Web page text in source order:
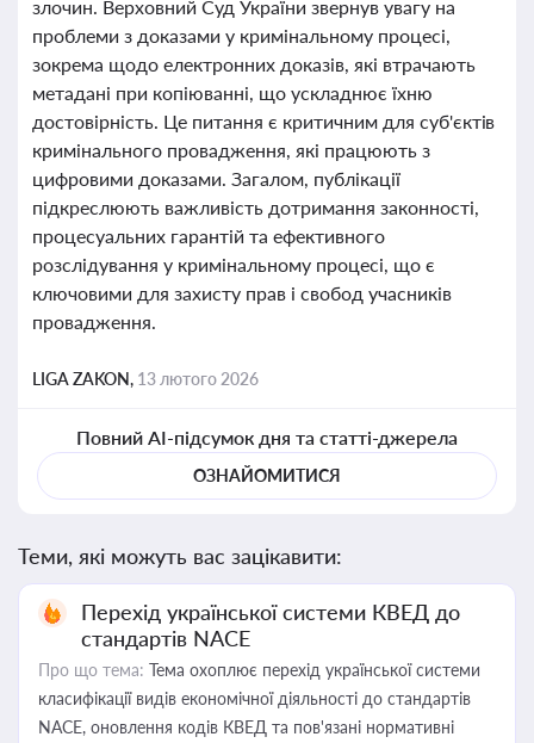
злочин. Верховний Суд України звернув увагу на
проблеми з доказами у кримінальному процесі,
зокрема щодо електронних доказів, які втрачають
метадані при копіюванні, що ускладнює їхню
достовірність. Це питання є критичним для суб'єктів
кримінального провадження, які працюють з
цифровими доказами. Загалом, публікації
підкреслюють важливість дотримання законності,
процесуальних гарантій та ефективного
розслідування у кримінальному процесі, що є
ключовими для захисту прав і свобод учасників
провадження.
LIGA ZAKON, 13 лютого 2026
Повний AI-підсумок дня та статті-джерела
ОЗНАЙОМИТИСЯ
Теми, які можуть вас зацікавити:
Перехід української системи КВЕД до
стандартів NACE
Про що тема: Тема охоплює перехід української системи
класифікації видів економічної діяльності до стандартів
NACE, оновлення кодів КВЕД та пов'язані нормативні